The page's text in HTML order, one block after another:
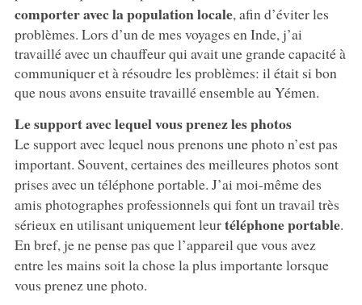
comporter avec la population locale, afin d’éviter les
problèmes. Lors d’un de mes voyages en Inde, j’ai
travaillé avec un chauffeur qui avait une grande capacité à
communiquer et à résoudre les problèmes: il était si bon
que nous avons ensuite travaillé ensemble au Yémen.
Le support avec lequel vous prenez les photos
Le support avec lequel nous prenons une photo n’est pas
important. Souvent, certaines des meilleures photos sont
prises avec un téléphone portable. J’ai moi-même des
amis photographes professionnels qui font un travail très
sérieux en utilisant uniquement leurtéléphone portable.
En bref, je ne pense pas que l’appareil que vous avez
entre les mains soit la chose la plus importante lorsque
vous prenez une photo.